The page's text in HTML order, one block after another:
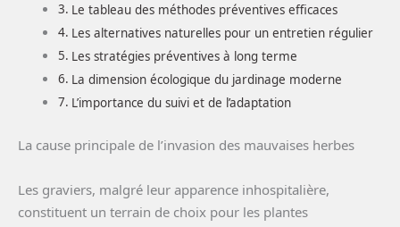
Le tableau des méthodes préventives efficaces
Les alternatives naturelles pour un entretien régulier
Les stratégies préventives à long terme
La dimension écologique du jardinage moderne
L’importance du suivi et de l’adaptation
La cause principale de l’invasion des mauvaises herbes
Les graviers, malgré leur apparence inhospitalière,
constituent un terrain de choix pour les plantes